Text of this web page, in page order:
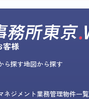
客様
ら探す地図から探す
ネジメント業務管理物件一覧